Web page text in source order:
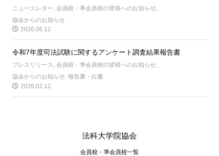
ニュースレター, 会員校・準会員校の皆様へのお知らせ,
協会からのお知らせ
2026.06.12
令和7年度司法試験に関するアンケート調査結果報告書
プレスリリース, 会員校・準会員校の皆様へのお知らせ,
協会からのお知らせ 報告書・白書
2026.02.12
法科大学院協会
会員校・準会員校一覧